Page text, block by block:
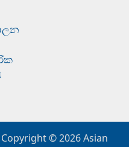
Copyright © 2026Asian